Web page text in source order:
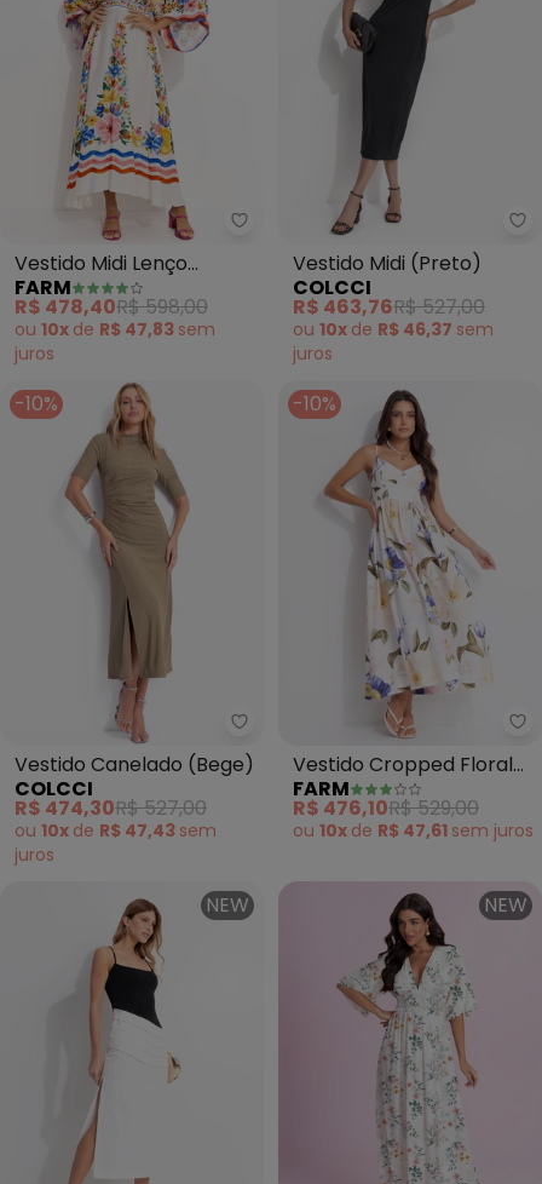
Farm - Vestido Midi Lenço
Vestido Midi Lenço
Floraline (Off White)
FARM
R$ 478,40R$ 598,00
ou 10x de R$ 47,83 sem
juros
Vestido Midi (Preto)
COLCCI
R$ 463,76R$ 527,00
ou 10x de R$ 46,37 sem
juros
-10%
Colcci - Vestido Canelado
Vestido Canelado (Bege)
COLCCI
R$ 474,30R$ 527,00
ou 10x de R$ 47,43 sem
juros
-10%
Vestido Cropped Floral
Lola (Rosa)
FARM
R$ 476,10R$ 529,00
ou 10x de R$ 47,61 sem juros
NEW NEW